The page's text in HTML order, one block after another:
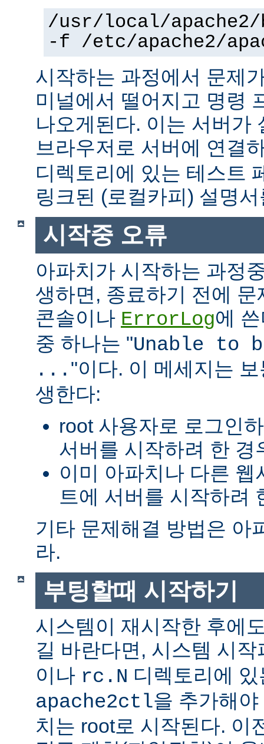
/usr/local/
-f /etc/apache2/
시작하는 과정에서 문제
미널에서 떨어지고 명령
나오게된다. 이는 서버가
브라우저로 서버에 연결
디렉토리에 있는 테스트
링크된 (로컬카피) 설명
시작중 오류
아파치가 시작하는 과정
생하면, 종료하기 전에
콘솔이나 ErrorLog에
중 하나는 "Unable to
... "이다. 이 메세지는
생한다:
root 사용자로 로그인
서버를 시작하려 한 경
이미 아파치나 다른
트에 서버를 시작하려
기타 문제해결 방법은 아
라.
부팅할때 시작하기
시스템이 재시작한 후에
길 바란다면, 시스템 시
이나 rc.N 디렉토리에
apache2ctl을 추가해
치는 root로 시작된다. 이